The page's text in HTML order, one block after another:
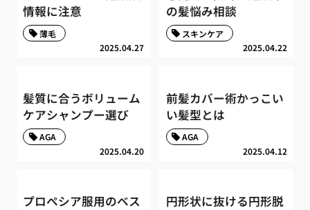
情報に注意
2025.04.27
薄毛
の髪悩み相談
2025.04.22
スキンケア
髪質に合うボリューム
ケアシャンプー選び
2025.04.20
AGA
前髪カバー術かっこい
い髪型とは
2025.04.12
AGA
プロペシア服用のベス
円形状に抜ける円形脱